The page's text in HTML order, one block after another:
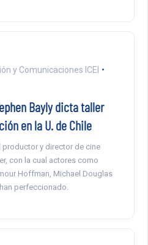
y Comunicaciones ICEI
Bayly dicta taller
en la U. de Chile
productor y director de cine
con la cual actores como
Hoffman, Michael Douglas
perfeccionado.